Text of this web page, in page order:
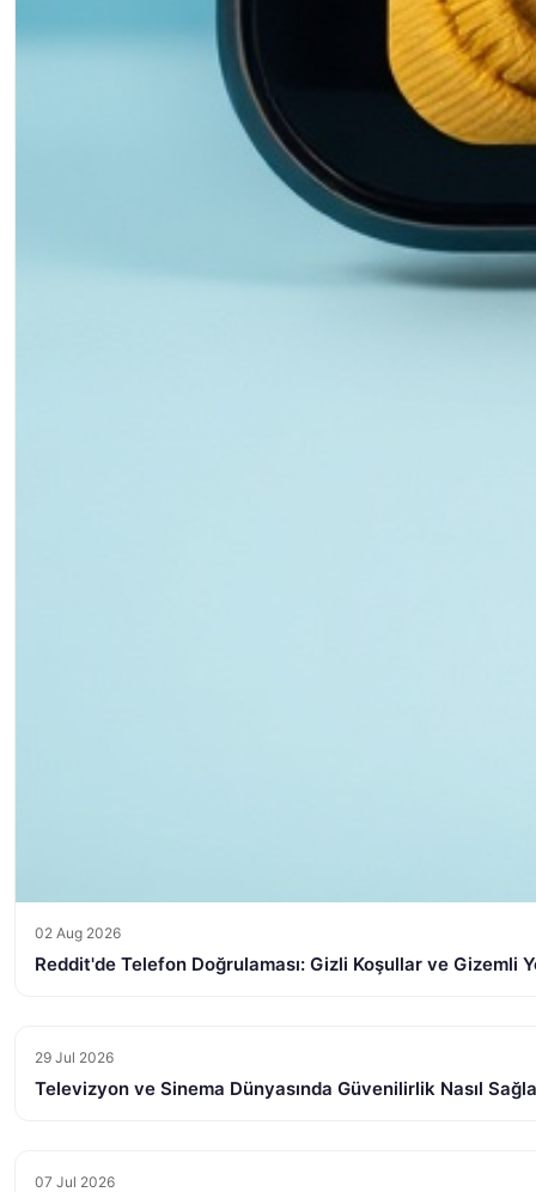
02 Aug 2026
Reddit'de Telefon Doğrulaması: Gizli Koşullar ve Gizemli
29 Jul 2026
Televizyon ve Sinema Dünyasında Güvenilirlik Nasıl
07 Jul 2026